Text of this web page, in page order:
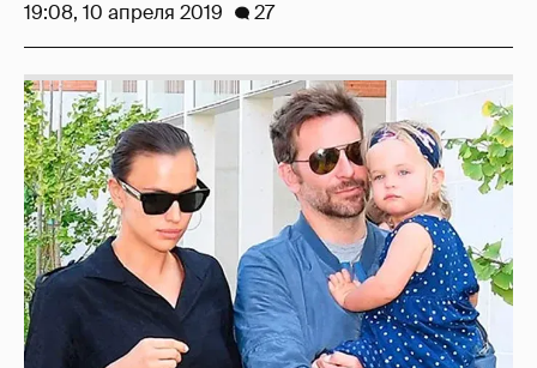
19:08, 10 апреля 2019 27